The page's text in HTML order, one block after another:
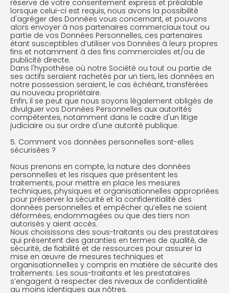
réserve de votre consentement express et préalable
lorsque celui-ci est requis, nous avons la possibilité
d'agréger des Données vous concernant, et pouvons
alors envoyer à nos partenaires commerciaux tout ou
partie de vos Données Personnelles, ces partenaires
étant susceptibles d’utiliser vos Données à leurs propres
fins et notamment à des fins commerciales et/ou de
publicité directe.
Dans l'hypothèse où notre Société ou tout ou partie de
ses actifs seraient rachetés par un tiers, les données en
notre possession seraient, le cas échéant, transférées
au nouveau propriétaire.
Enfin, il se peut que nous soyons légalement obligés de
divulguer vos Données Personnelles aux autorités
compétentes, notamment dans le cadre d'un litige
judiciaire ou sur ordre d'une autorité publique.
5. Comment vos données personnelles sont-elles
sécurisées ?
Nous prenons en compte, la nature des données
personnelles et les risques que présentent les
traitements, pour mettre en place les mesures
techniques, physiques et organisationnelles appropriées
pour préserver la sécurité et la confidentialité des
données personnelles et empêcher qu’elles ne soient
déformées, endommagées ou que des tiers non
autorisés y aient accès.
Nous choisissons des sous-traitants ou des prestataires
qui présentent des garanties en termes de qualité, de
sécurité, de fiabilité et de ressources pour assurer la
mise en œuvre de mesures techniques et
organisationnelles y compris en matière de sécurité des
traitements. Les sous-traitants et les prestataires
s’engagent à respecter des niveaux de confidentialité
au moins identiques aux nôtres.